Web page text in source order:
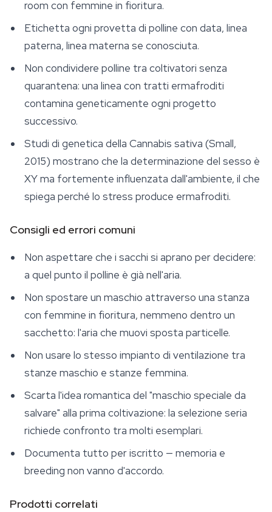
room con femmine in fioritura.
Etichetta ogni provetta di polline con data, linea
paterna, linea materna se conosciuta.
Non condividere polline tra coltivatori senza
quarantena: una linea con tratti ermafroditi
contamina geneticamente ogni progetto
successivo.
Studi di genetica della Cannabis sativa (Small,
2015) mostrano che la determinazione del sesso è
XY ma fortemente influenzata dall'ambiente, il che
spiega perché lo stress produce ermafroditi.
Consigli ed errori comuni
Non aspettare che i sacchi si aprano per decidere:
a quel punto il polline è già nell'aria.
Non spostare un maschio attraverso una stanza
con femmine in fioritura, nemmeno dentro un
sacchetto: l'aria che muovi sposta particelle.
Non usare lo stesso impianto di ventilazione tra
stanze maschio e stanze femmina.
Scarta l'idea romantica del "maschio speciale da
salvare" alla prima coltivazione: la selezione seria
richiede confronto tra molti esemplari.
Documenta tutto per iscritto — memoria e
breeding non vanno d'accordo.
Prodotti correlati